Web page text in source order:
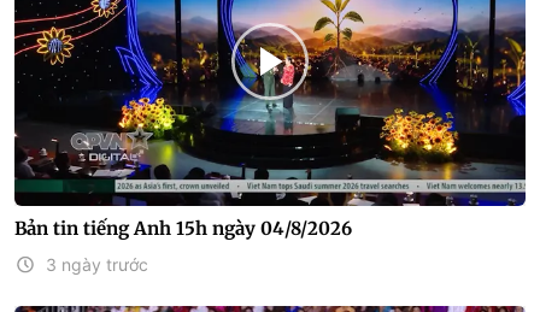
Bản tin tiếng Anh 15h ngày 04/8/2026
3 ngày trước